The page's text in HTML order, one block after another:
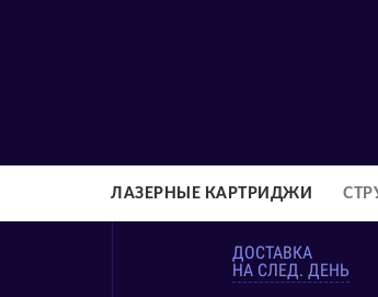
ЛАЗЕРНЫЕ КАРТРИДЖИ
ДОСТАВКА
НА СЛЕД. ДЕНЬ